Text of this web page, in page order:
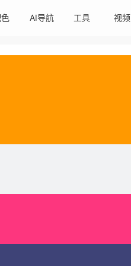
AI导航 工具 视频